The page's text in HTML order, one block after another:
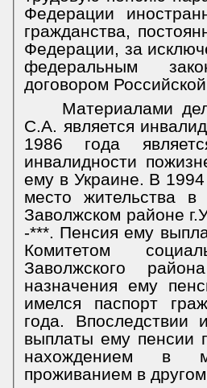
Федерации
гражданства,
Федерации, за
федеральным
договором
Материалами
С.А. является
1986 года
инвалидности
ему в Украине. В
место жительства
Заволжском районе
-***. Пенсия ему
Комитетом
Заволжского
назначения ему
имелся паспорт
года. Впоследствии
выплаты ему пенсии
нахождением в
проживанием в